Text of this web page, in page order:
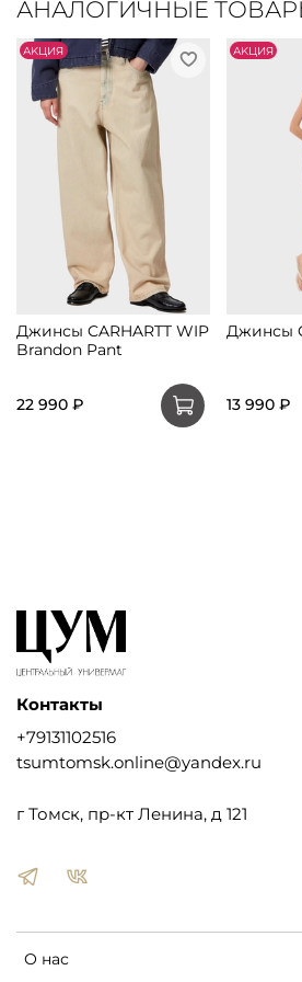
АНАЛОГИЧНЫЕ
АKЦИЯ
Джинсы CARHARTT WIP
Brandon Pant
22 990 ₽
АKЦИЯ
Джинсы
13 990 ₽
О нас
Контакты
+79131102516
tsumtomsk.online@yandex.ru
г Томск, пр-кт Ленина, д 121